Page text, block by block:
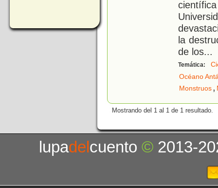
la
de los...
Temática:
Océano
Monstruos,
Mostrando del 1 al 1 de 1 resultado.
lupadelcuento© 2013-